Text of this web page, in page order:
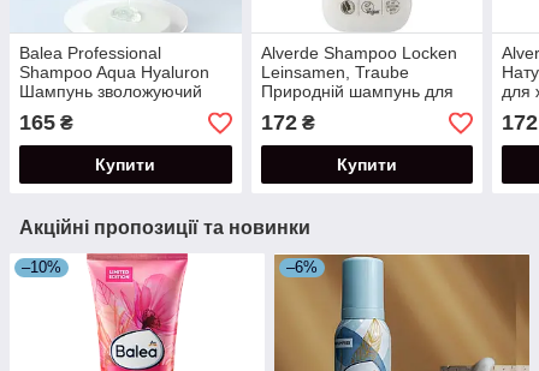
Balea Professional
Shampoo Aqua Hyaluron
Шампунь зволожуючий
для сухого волосся з
гіалуроном та алое віра
250 мл
165 ₴
Купити
Alverde Shampoo Locken
Leinsamen, Traube
Природній шампунь для
кучерявого волосся 200
мл
172₴
Купити
для
мл
172
Акційні пропозиції та новинки
–10% –6%